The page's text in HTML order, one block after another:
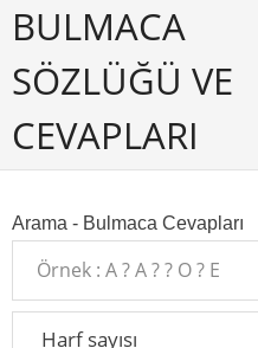
BULMACA
SÖZLÜĞÜ VE
CEVAPLARI
Arama - Bulmaca Cevapları